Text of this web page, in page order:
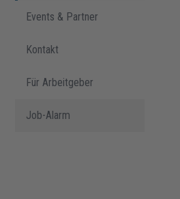
Events & Partner
Kontakt
Für Arbeitgeber
Job-Alarm